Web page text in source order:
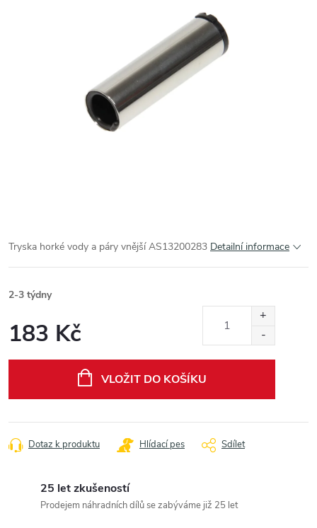
Tryska horké vody a páry vnější AS13200283 Detailní informace
2-3 týdny
183 Kč
VLOŽIT DO KOŠÍKU
Dotaz k produktu Hlídací pes Sdílet
25 let zkušeností
Prodejem náhradních dílů se zabýváme již 25 let